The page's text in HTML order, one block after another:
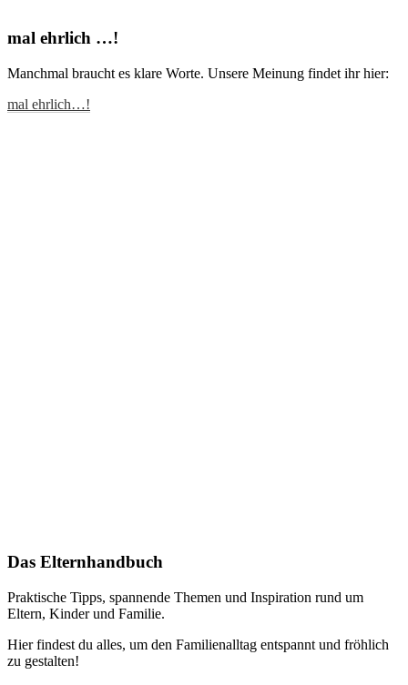
mal ehrlich …!
Manchmal braucht es klare Worte. Unsere Meinung findet ihr hier:
mal ehrlich…!
Das Elternhandbuch
Praktische Tipps, spannende Themen und Inspiration rund um
Eltern, Kinder und Familie.
Hier findest du alles, um den Familienalltag entspannt und fröhlich
zu gestalten!